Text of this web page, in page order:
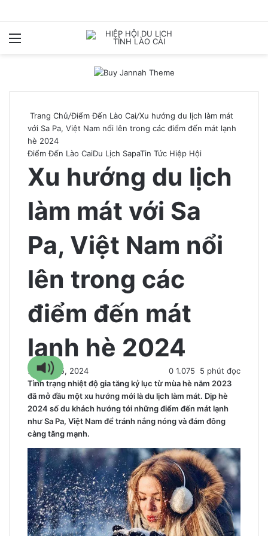
Menu
Trang Chủ/Điểm Đến Lào Cai/Xu hướng du lịch làm mát
với Sa Pa, Việt Nam nổi lên trong các điểm đến mát lạnh
hè 2024
Điểm Đến Lào CaiDu Lịch SapaTin Tức Hiệp Hội
Xu hướng du lịch
làm mát với Sa
Pa, Việt Nam nổi
lên trong các
điểm đến mát
lạnh hè 2024
7 Tháng 5, 2024 0 1.075
5 phút đọc
Tình trạng nhiệt độ gia tăng kỷ lục từ mùa hè năm 2023
đã mở đầu một xu hướng mới là du lịch làm mát. Dịp hè
2024 số du khách hướng tới những điểm đến mát lạnh
như Sa Pa, Việt Nam để tránh nắng nóng và đám đông
càng tăng mạnh.